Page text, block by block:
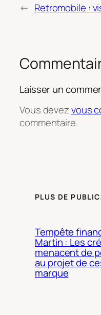
← Retromobile :
Laisser un
Vous devezvous
commentaire.
PLUS DE
Tempête
Martin : Les
menacent de
au projet de
marque